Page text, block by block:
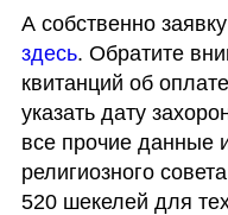
А собственно
здесь. Обратите
квитанций об
указать дату
все прочие данные
религиозного
520 шекелей для